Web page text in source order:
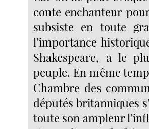
conte enchanteur
subsiste en toute
l’importance
Shakespeare, a le
peuple. En même
Chambre des
députés britanniques
toute son ampleur